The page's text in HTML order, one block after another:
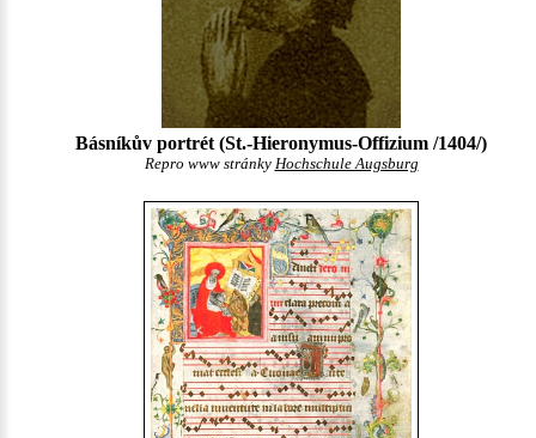
Básníkův portrét (St.-Hieronymus-Offizium /1404/)
Repro www stránky Hochschule Augsburg